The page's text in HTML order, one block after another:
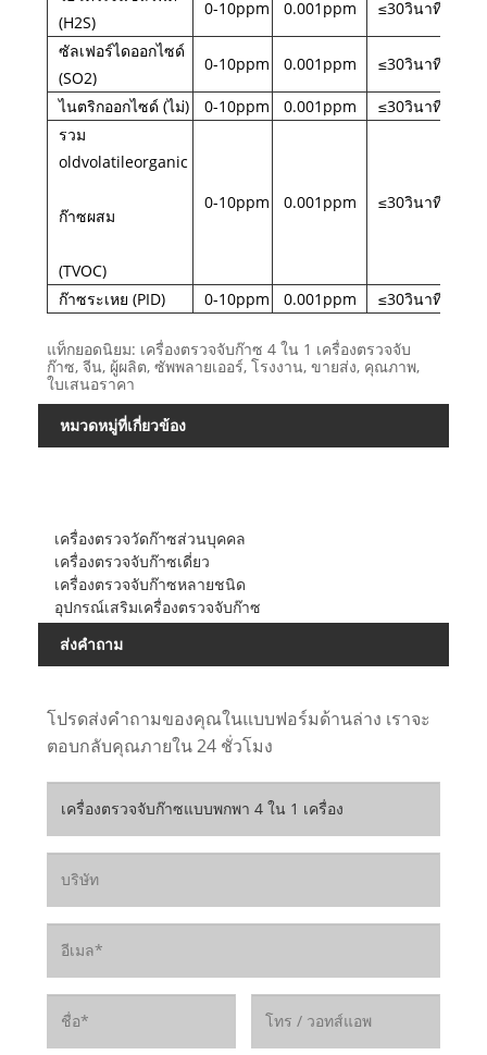
(H2S)
0-10ppm 0.001ppm ≤30วินาที
ซัลเฟอร์ไดออกไซด์
(SO2)
0-10ppm 0.001ppm ≤30วินาที
ไนตริกออกไซด์ (ไม่) 0-10ppm 0.001ppm
≤30วินาที
รวม
oldvolatileorganic
ก๊าซผสม
(TVOC)
0-10ppm 0.001ppm ≤30วินาที
ก๊าซระเหย (PID) 0-10ppm 0.001ppm ≤30วินาที
แท็กยอดนิยม: เครื่องตรวจจับก๊าซ 4 ใน 1 เครื่องตรวจจับ
ก๊าซ, จีน, ผู้ผลิต, ซัพพลายเออร์, โรงงาน, ขายส่ง, คุณภาพ,
ใบเสนอราคา
หมวดหมู่ที่เกี่ยวข้อง
เครื่องตรวจวัดก๊าซส่วนบุคคล
เครื่องตรวจจับก๊าซเดี่ยว
เครื่องตรวจจับก๊าซหลายชนิด
อุปกรณ์เสริมเครื่องตรวจจับก๊าซ
ส่งคำถาม
โปรดส่งคำถามของคุณในแบบฟอร์มด้านล่าง เราจะ
ตอบกลับคุณภายใน 24 ชั่วโมง